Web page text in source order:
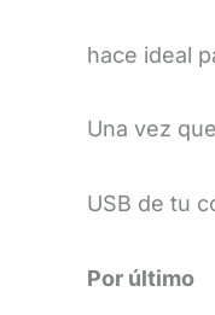
hace ideal
Una vez
USB de tu
Por último